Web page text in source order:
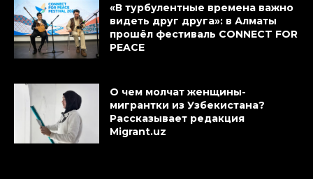
«В турбулентные времена важно
видеть друг друга»: в Алматы
прошёл фестиваль CONNECT FOR
PEACE
О чем молчат женщины-
мигрантки из Узбекистана?
Рассказывает редакция
Migrant.uz